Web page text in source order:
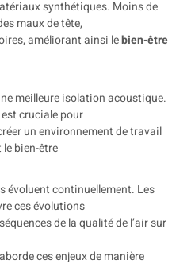
synthétiques. Moins de
maux de tête,
améliorant ainsi lebien-être
meilleure isolation acoustique.
cruciale pour
un environnement de travail
bien-être
évoluent continuellement. Les
ces évolutions
de la qualité de l’air sur
ces enjeux de manière